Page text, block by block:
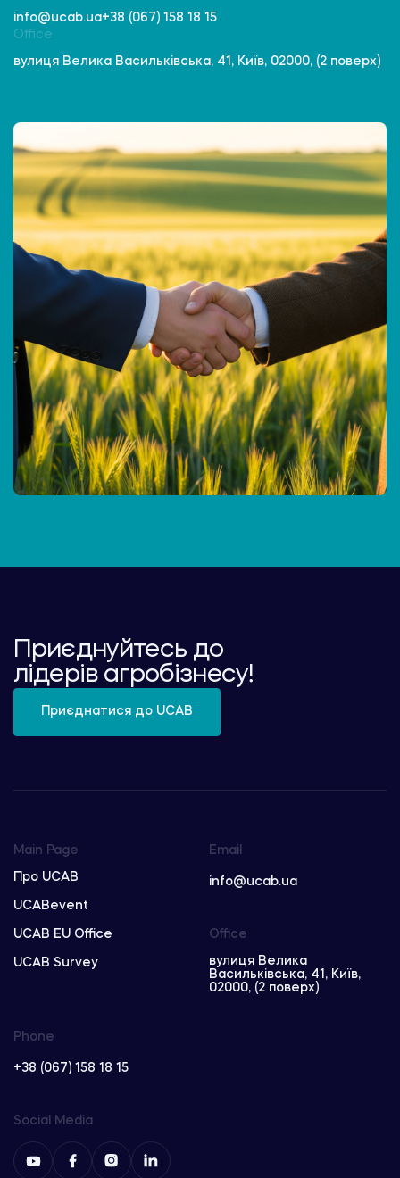
info@ucab.ua+38 (067) 158 18 15
Office
вулиця Велика Васильківська, 41, Київ, 02000, (2 поверх)
Приєднуйтесь до
лідерів агробізнесу!
Приєднатися до UCAB
Main Page
Про UCAB
UCABevent
UCAB EU Office
UCAB Survey
Email
info@ucab.ua
Phone
+38 (067) 158 18 15
Office
вулиця Велика
Васильківська, 41, Київ,
02000, (2 поверх)
Social Media